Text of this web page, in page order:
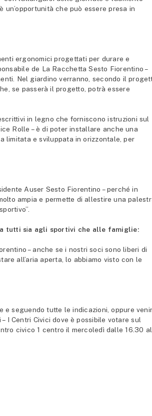
che può essere presa in
ergonomici progettati per durare e
de La Racchetta Sesto Fiorentino –
Nel giardino verranno, secondo il
se passerà il progetto, potrà essere
in legno che forniscono istruzioni sul
Rolle – è di poter installare anche una
limitata e sviluppata in orizzontale, per
Auser Sesto Fiorentino – perché in
ampia e permette di allestire una
tutti sia agli sportivi che alle famiglie:
– anche se i nostri soci sono liberi di
all’aria aperta, lo abbiamo visto con le
e seguendo tutte le indicazioni, oppure
I Centri Civici dove è possibile votare sul
civico 1 centro il mercoledì dalle 16.30